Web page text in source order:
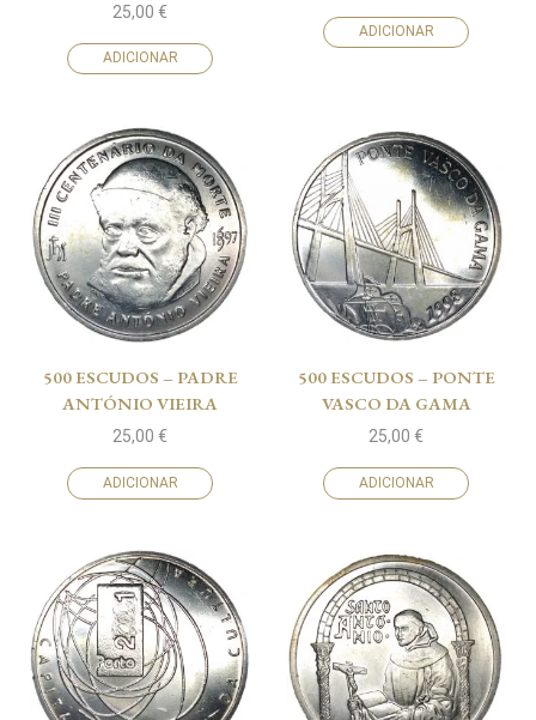
25,00 €
ADICIONAR
ADICIONAR
500 ESCUDOS – PADRE
ANTÓNIO VIEIRA
25,00 €
ADICIONAR
500 ESCUDOS – PONTE
VASCO DA GAMA
25,00 €
ADICIONAR